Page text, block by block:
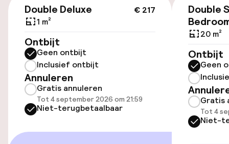
Openbaar parkeren
Transferservice
Toegankelijkheid
Lift
€ 217
Double Deluxe
1 m²
Ontbijt
Geen ontbijt
Inclusief ontbijt
Annuleren
Gratis annuleren
Tot 4 september 2026 om 21:59
Niet-terugbetaalbaar
Double
20 m²
Ontbijt
Geen
Gratis
Tot 4
Niet-